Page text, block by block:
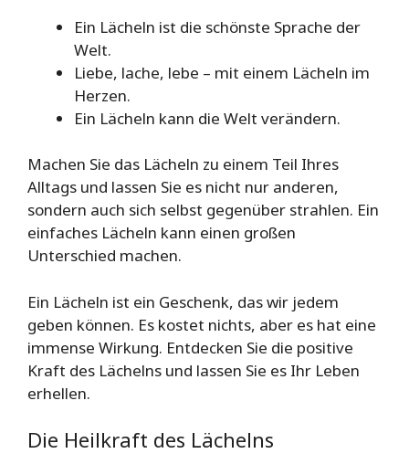
Ein Lächeln ist die schönste Sprache der
Welt.
Liebe, lache, lebe – mit einem Lächeln im
Herzen.
Ein Lächeln kann die Welt verändern.
Machen Sie das Lächeln zu einem Teil Ihres
Alltags und lassen Sie es nicht nur anderen,
sondern auch sich selbst gegenüber strahlen. Ein
einfaches Lächeln kann einen großen
Unterschied machen.
Ein Lächeln ist ein Geschenk, das wir jedem
geben können. Es kostet nichts, aber es hat eine
immense Wirkung. Entdecken Sie die positive
Kraft des Lächelns und lassen Sie es Ihr Leben
erhellen.
Die Heilkraft des Lächelns